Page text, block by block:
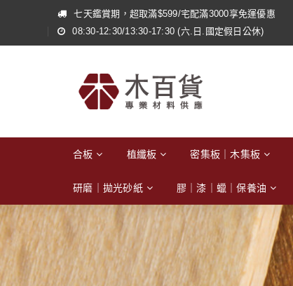
七天鑑賞期，超取滿$599/宅配滿3000享免運優惠
08:30-12:30/13:30-17:30 (六.日.國定假日公休)
合板 植纖板 密集板｜木集板
研磨｜拋光砂紙 膠｜漆｜蠟｜保養油